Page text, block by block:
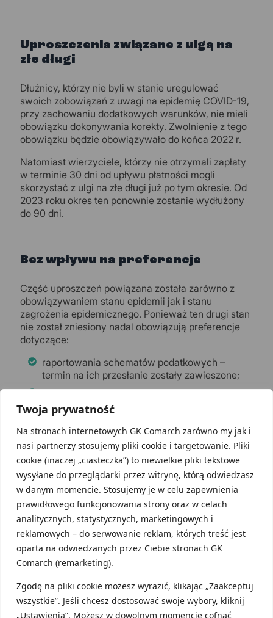
Twoja prywatność
Na stronach internetowych GK Comarch zarówno my jak i
nasi partnerzy stosujemy pliki cookie i targetowanie. Pliki
cookie (inaczej „ciasteczka”) to niewielkie pliki tekstowe
wysyłane do przeglądarki przez witrynę, którą odwiedzasz
w danym momencie. Stosujemy je w celu zapewnienia
prawidłowego funkcjonowania strony oraz w celach
analitycznych, statystycznych, marketingowych i
reklamowych – do serwowanie reklam, których treść jest
oparta na odwiedzanych przez Ciebie stronach GK
Comarch (remarketing).
Zgodę na pliki cookie możesz wyrazić, klikając „Zaakceptuj
wszystkie”. Jeśli chcesz dostosować swoje wybory, kliknij
„Ustawienia”. Możesz w dowolnym momencie cofnąć
Uproszczenia związane z ulgą na
złe długi
Dłużnicy, którzy nie byli w stanie uregulować
swoich zobowiązań z uwagi na epidemię COVID-19,
przy zachowaniu dodatkowych warunków, nie mieli
obowiązku dokonywania korekty. Zwolnienie z tego
obowiązku będzie obowiązywało do końca 2022 r.
Natomiast wierzyciele, którzy nie otrzymali zapłaty
w terminie 30 dni od upływu płatności mogli
skorzystać z ulgi na złe długi już po tym okresie. Od
2023 roku okres ten ponownie zostanie wydłużony
do 90 dni.
Bez wpływu na preferencje
Część uproszczeń powiązana została zarówno z
obowiązywaniem stanu epidemii jak i stanu
zagrożenia epidemicznego. Ponieważ ten drugi stan
nie został zniesiony nadal obowiązują preferencje
dotyczące:
raportowania schematów podatkowych –
termin na ich przesłanie zostały zawieszone;
czyli informacji o płatności na rachunek spoza
białej listy – nadal obowiązuje termin 14 dni;
możliwości posługiwania się starszymi (niż 12
miesięcy) certyfikatami rezydencji lub ich
kopiami – do dwóch miesięcy po odwołaniu
obu stanów;
przedłużenia terminu na wydanie interpretacji
indywidualnej;
niektórych obowiązków dotyczących cen
transferowych.
VAT